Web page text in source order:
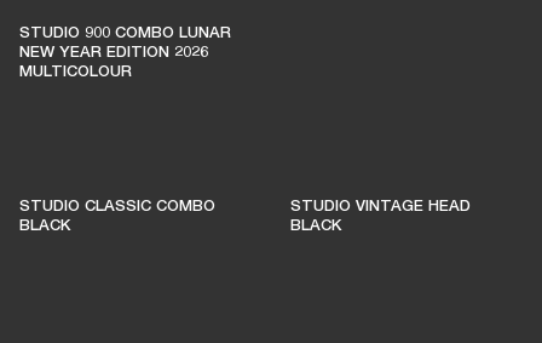
STUDIO 900 COMBO LUNAR
NEW YEAR EDITION 2026
MULTICOLOUR
STUDIO CLASSIC COMBO
BLACK
STUDIO VINTAGE HEAD
BLACK